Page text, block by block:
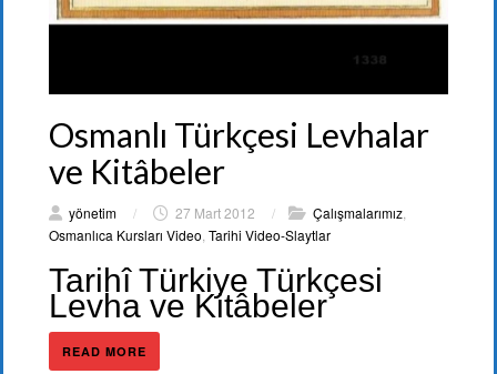
Osmanlı Türkçesi Levhalar
ve Kitâbeler
yönetim / 27 Mart 2012 / Çalışmalarımız
Osmanlıca Kursları Video Tarihi Video-Slaytlar
Tarihî Türkiye Türkçesi
Levha ve Kitâbeler
READ MORE